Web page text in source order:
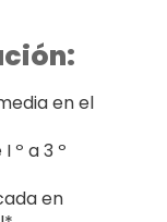
en el
º a 3 º
en